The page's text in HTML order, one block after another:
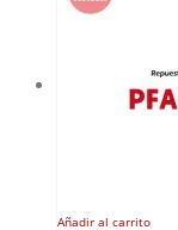
Añadir al carrito